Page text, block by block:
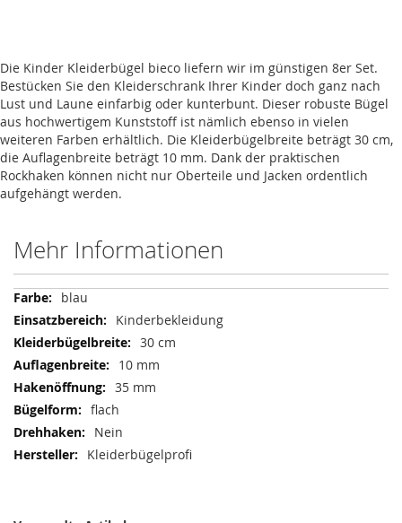
Die Kinder Kleiderbügel bieco liefern wir im günstigen 8er Set.
Bestücken Sie den Kleiderschrank Ihrer Kinder doch ganz nach
Lust und Laune einfarbig oder kunterbunt. Dieser robuste Bügel
aus hochwertigem Kunststoff ist nämlich ebenso in vielen
weiteren Farben erhältlich. Die Kleiderbügelbreite beträgt 30 cm,
die Auflagenbreite beträgt 10 mm. Dank der praktischen
Rockhaken können nicht nur Oberteile und Jacken ordentlich
aufgehängt werden.
Mehr Informationen
Mehr
Informationen
blau
Kinderbekleidung
30 cm
10 mm
35 mm
flach
Nein
Kleiderbügelprofi